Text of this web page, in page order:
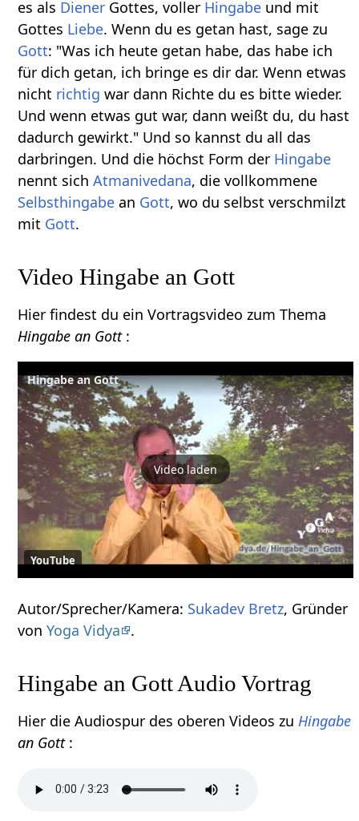
es als Diener Gottes, voller Hingabe und mit
Gottes Liebe. Wenn du es getan hast, sage zu
Gott: "Was ich heute getan habe, das habe ich
für dich getan, ich bringe es dir dar. Wenn etwas
nicht richtig war dann Richte du es bitte wieder.
Und wenn etwas gut war, dann weißt du, du hast
dadurch gewirkt." Und so kannst du all das
darbringen. Und die höchst Form der Hingabe
nennt sichAtmanivedana, die vollkommene
Selbsthingabe an Gott, wo du selbst verschmilzt
mit Gott.
Video Hingabe an Gott
Hier findest du ein Vortragsvideo zum Thema
Hingabe an Gott :
Hingabe an Gott
Video laden
YouTube
Autor/Sprecher/Kamera: Sukadev Bretz, Gründer
vonYoga Vidya .
Hingabe an Gott Audio Vortrag
Hier die Audiospur des oberen Videos zuHingabe
an Gott :